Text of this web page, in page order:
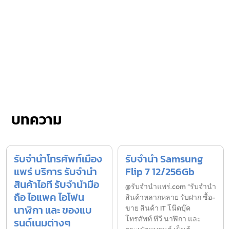
บทความ
รับจำนำโทรศัพท์เมือง
แพร่ บริการ รับจำนำ
สินค้าไอที รับจำนำมือ
ถือ ไอแพค ไอโฟน
นาฬิกา และ ของแบ
รนด์เนมต่างๆ
รับจำนำ Samsung
Flip 7 12/256Gb
@รับจำนำแพร่.com “รับจำนำ
สินค้าหลากหลาย รับฝาก ซื้อ-
ขาย สินค้า IT โน๊ตบุ๊ค
โทรศัพท์ ทีวี นาฬิกา และ